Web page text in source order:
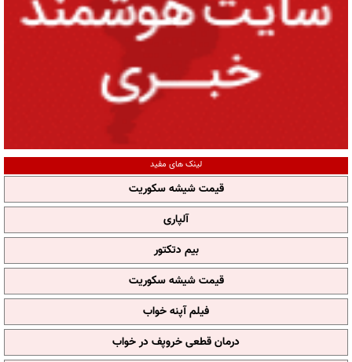
لینک های مفید
قیمت شیشه سکوریت
آلپاری
بیم دتکتور
قیمت شیشه سکوریت
فیلم آپنه خواب
درمان قطعی خروپف در خواب